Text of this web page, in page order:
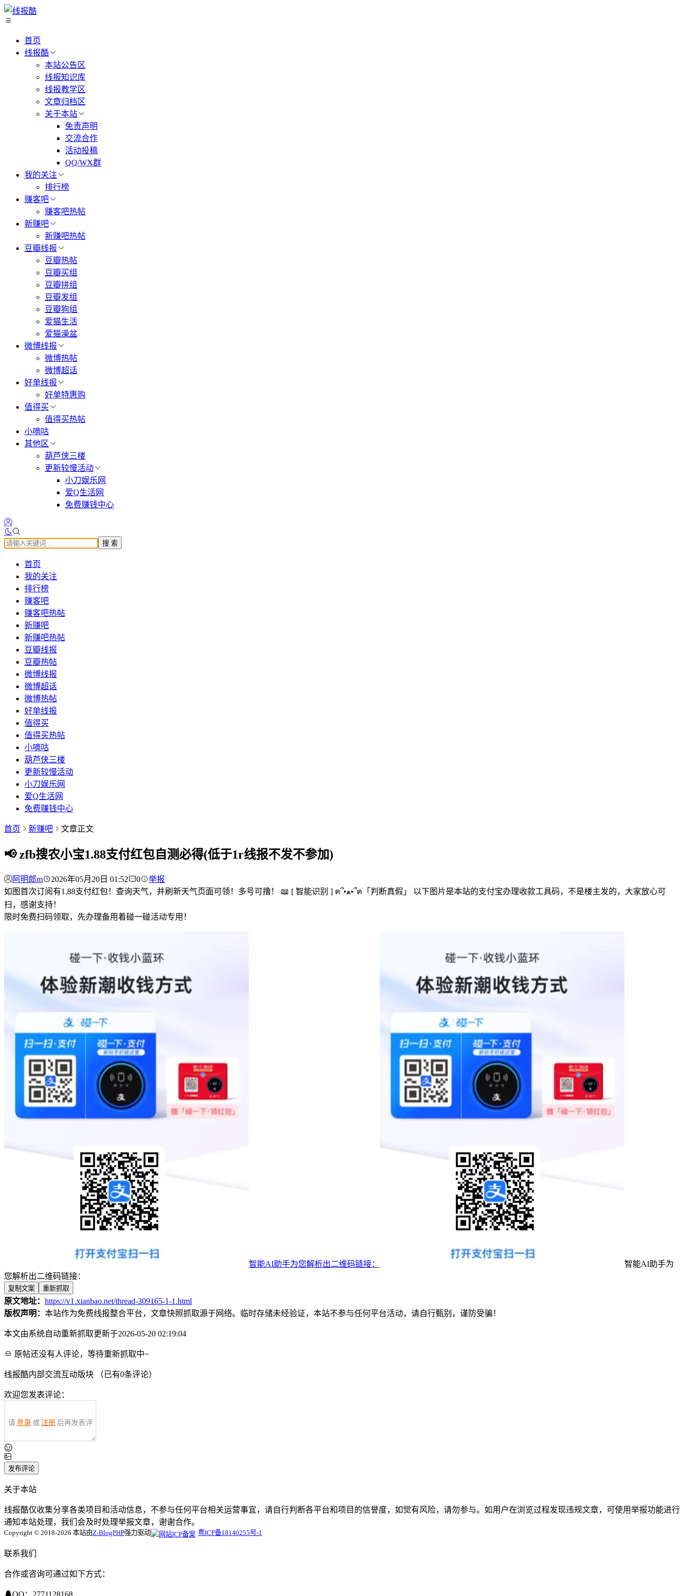
首页
线报酷
本站公告区
线报知识库
线报教学区
文章归档区
关于本站
免责声明
交流合作
活动投稿
QQ/WX群
我的关注
排行榜
赚客吧
赚客吧热帖
新赚吧
新赚吧热帖
豆瓣线报
豆瓣热帖
豆瓣买组
豆瓣拼组
豆瓣发组
豆瓣狗组
爱猫生活
爱猫澡盆
微博线报
微博热帖
微博超话
好单线报
好单特惠购
值得买
值得买热帖
小嘀咕
其他区
葫芦侠三楼
更新较慢活动
小刀娱乐网
爱Q生活网
免费赚钱中心
搜 索
首页
我的关注
排行榜
赚客吧
赚客吧热帖
新赚吧
新赚吧热帖
豆瓣线报
豆瓣热帖
微博线报
微博超话
微博热帖
好单线报
值得买
值得买热帖
小嘀咕
葫芦侠三楼
更新较慢活动
小刀娱乐网
爱Q生活网
免费赚钱中心
首页 新赚吧 文章正文
📢 zfb搜农小宝1.88支付红包自测必得(低于1r线报不发不参加)
阿明郎m 2026年05月20日 01:52 0
举报
如图首次订阅有1.88支付红包！查询天气，并刷新天气页面可领！多号可撸！ 📖 [ 智能识别 ] ฅ՞•ﻌ•՞ฅ「判断真假」 以下图片是本站的支付宝办理收款工具码，不是楼主发的，大家放心可
扫，感谢支持！
限时免费扫码领取，先办理备用着碰一碰活动专用！
智能AI助手为您解析出二维码链接：
智能AI助手为
您解析出二维码链接：
复制文案 重新抓取
原文地址： https://v1.xianbao.net/thread-309165-1-1.html
版权声明： 本站作为免费线报整合平台，文章快照抓取源于网络。临时存储未经验证，本站不参与任何平台活动，请自行甄别，谨防受骗！
本文由系统自动重新抓取更新于2026-05-20 02:19:04
原帖还没有人评论，等待重新抓取中~
线报酷内部交流互动版块 （已有0条评论）
欢迎您发表评论：
请 登录 或 注册 后再发表评
发布评论
关于本站
线报酷仅收集分享各类项目和活动信息，不参与任何平台相关运营事宜，请自行判断各平台和项目的信誉度，如觉有风险，请勿参与。如用户在浏览过程发现违规文章，可使用举报功能进行
通知本站处理，我们会及时处理举报文章，谢谢合作。
Copyright © 2018-2026 本站由Z-BlogPHP强力驱动 粤ICP备18140255号-1
联系我们
合作或咨询可通过如下方式：